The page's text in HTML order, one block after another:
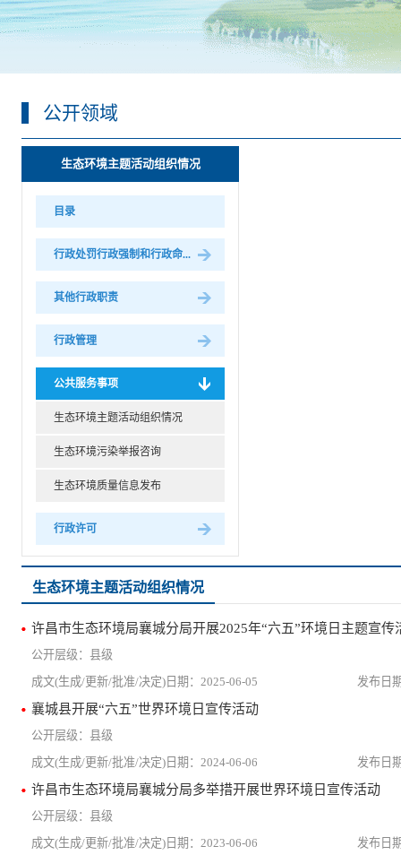
公开领域
生态环境主题活动组织情况
目录
行政处罚行政强制和行政命...
其他行政职责
行政管理
公共服务事项
生态环境主题活动组织情况
生态环境污染举报咨询
生态环境质量信息发布
行政许可
生态环境主题活动组织情况
许昌市生态环境局襄城分局开展2025年“六五”环境日主题宣传
县级
2025-06-05
襄城县开展“六五”世界环境日宣传活动
县级
2024-06-06
许昌市生态环境局襄城分局多举措开展世界环境日宣传活动
县级
2023-06-06